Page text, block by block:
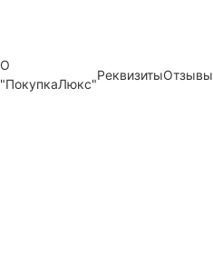
О
"ПокупкаЛюкс"
РеквизитыОтзывы